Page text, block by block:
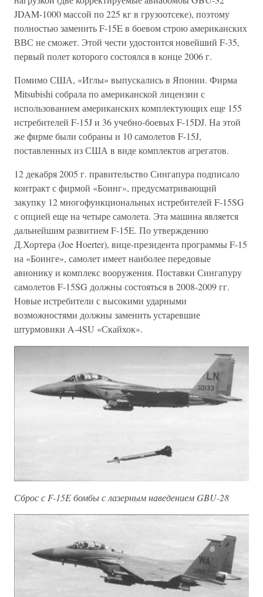
JDAM-1000 массой по 225 кг в грузоотсеке), поэтому
полностью заменить F-15E в боевом строю американских
ВВС не сможет. Этой чести удостоится новейший F-35,
первый полет которого состоялся в конце 2006 г.
Помимо США, «Иглы» выпускались в Японии. Фирма
Mitsubishi собрала по американской лицензии с
использованием американских комплектующих еще 155
истребителей F-15J и 36 учебно-боевых F-15DJ. На этой
же фирме были собраны и 10 самолетов F-15J,
поставленных из США в виде комплектов агрегатов.
12 декабря 2005 г. правительство Сингапура подписало
контракт с фирмой «Боинг», предусматривающий
закупку 12 многофункциональных истребителей F-15SG
с опцией еще на четыре самолета. Эта машина является
дальнейшим развитием F-15E. По утверждению
Д.Хортера (Joe Hoerter), вице-президента программы F-15
на «Боинге», самолет имеет наиболее передовые
авионику и комплекс вооружения. Поставки Сингапуру
самолетов F-15SG должны состояться в 2008-2009 гг.
Новые истребители с высокими ударными
возможностями должны заменить устаревшие
штурмовики A-4SU «Скайхок».
Сброс с F-15E бомбы с лазерным наведением GBU-28